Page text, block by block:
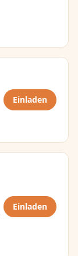
Einladen
Einladen